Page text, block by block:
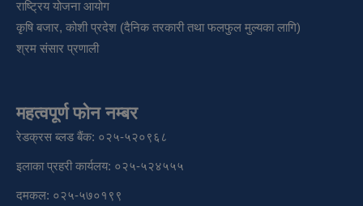
राष्ट्रिय योजना आयोग
कृषि बजार, कोशी प्रदेश (दैनिक तरकारी तथा फलफुल मुल्यका लागि)
श्रम संसार प्रणाली
महत्वपूर्ण फोन नम्बर
रेडक्रस ब्लड बैंक: ०२५-५२०९६८
इलाका प्रहरी कार्यलय: ०२५-५२४५५५
दमकल: ०२५-५७०१९९